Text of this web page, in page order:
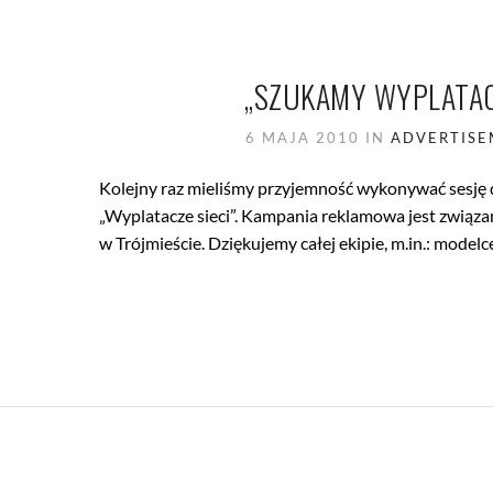
„SZUKAMY
6 MAJA 2010 IN
Kolejny raz mieliśmy przyjemność wykonywać
„Wyplatacze sieci”. Kampania reklamowa jest
w Trójmieście. Dziękujemy całej ekipie, m.in.: